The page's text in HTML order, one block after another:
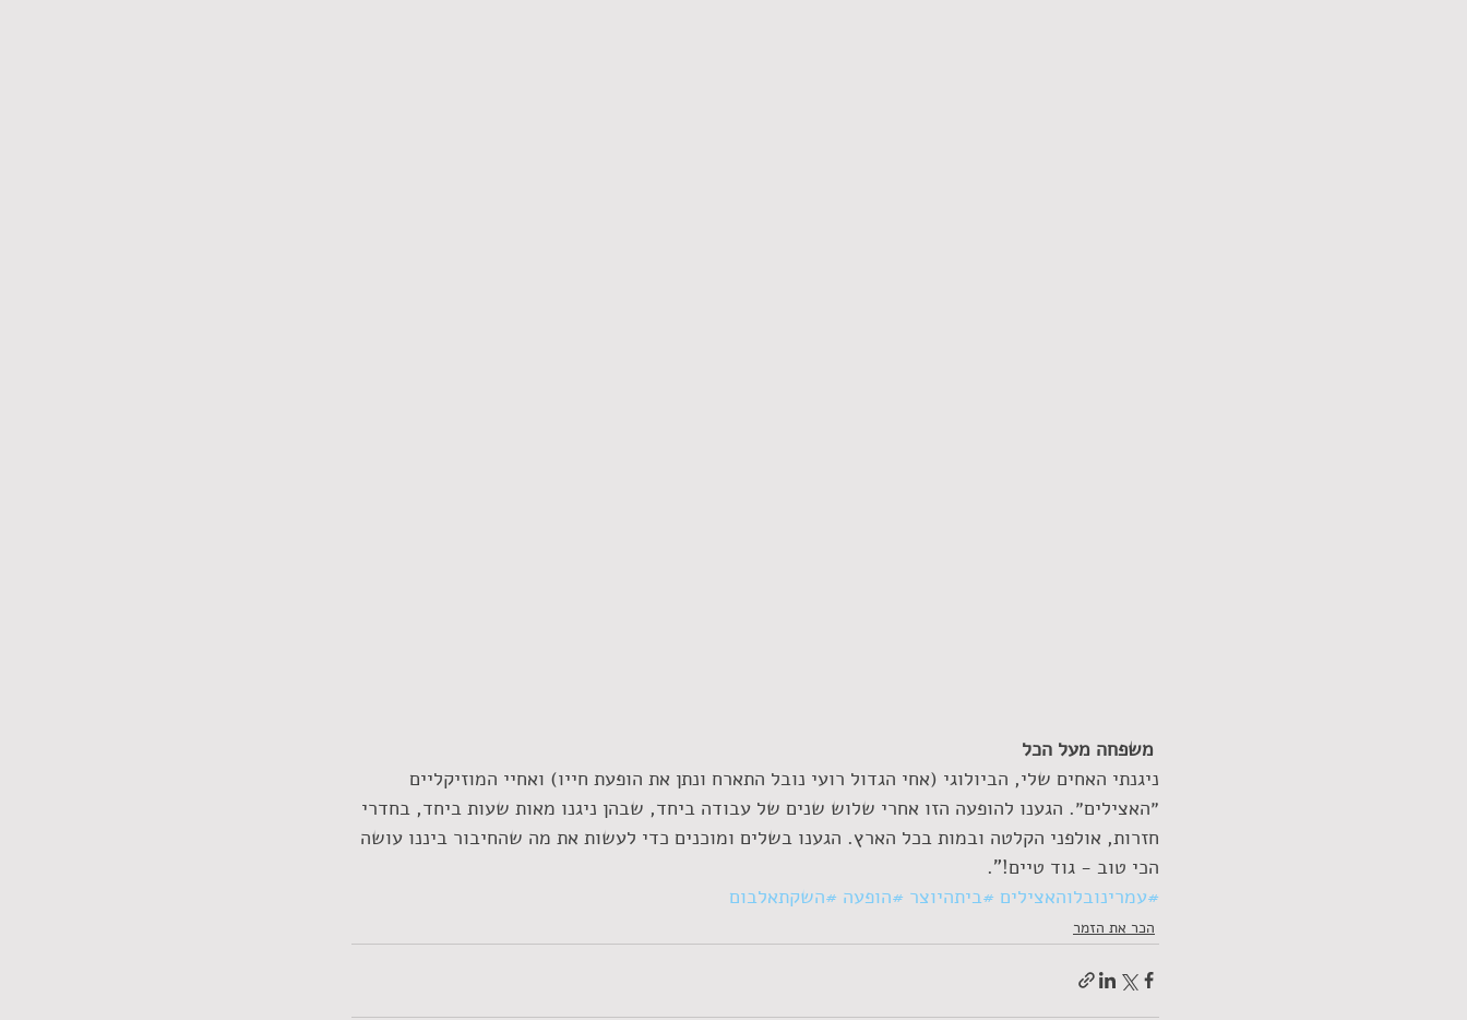
משפחה מעל הכל
ניגנתי האחים שלי, הביולוגי (אחי הגדול רועי נובל התארח ונתן את הופעת חייו) ואחיי המוזיקליים
״האצילים״. הגענו להופעה הזו אחרי שלוש שנים של עבודה ביחד, שבהן ניגנו מאות שעות ביחד, בחדרי
חזרות, אולפני הקלטה ובמות בכל הארץ. הגענו בשלים ומוכנים כדי לעשות את מה שהחיבור ביננו עושה
הכי טוב - גוד טיים!".
#עמרינובלוהאצילים #ביתהיוצר #הופעה #השקתאלבום
הכר את הזמר